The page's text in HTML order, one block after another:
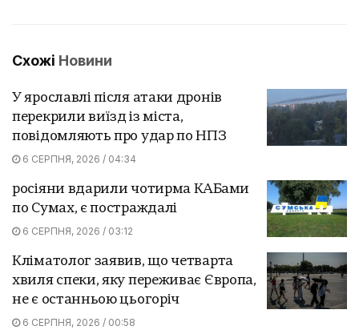
Схожі Новини
У ярославлі після атаки дронів
перекрили виїзд із міста,
повідомляють про удар по НПЗ
6 СЕРПНЯ, 2026 / 04:34
росіяни вдарили чотирма КАБами
по Сумах, є постраждалі
6 СЕРПНЯ, 2026 / 03:12
Кліматолог заявив, що четварта
хвиля спеки, яку переживає Європа,
не є останньою цьогоріч
6 СЕРПНЯ, 2026 / 00:58